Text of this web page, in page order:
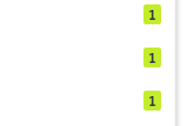
1
1
1